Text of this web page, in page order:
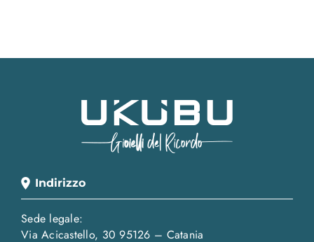
Indirizzo
Sede legale:
Via Acicastello, 30 95126 – Catania